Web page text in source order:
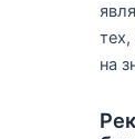
на